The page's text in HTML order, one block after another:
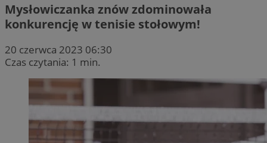
Mysłowiczanka znów zdominowała
konkurencję w tenisie stołowym!
20 czerwca 2023 06:30
Czas czytania: 1 min.